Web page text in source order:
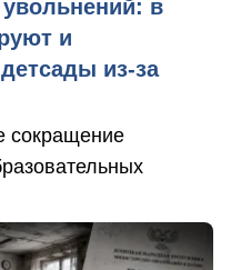
в
и
из-за
сокращение